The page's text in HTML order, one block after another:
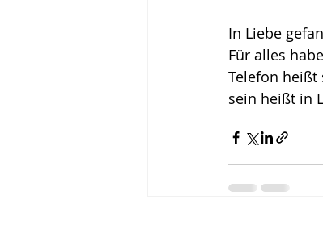
In Liebe
Für alles
Telefon heißt
sein heißt in